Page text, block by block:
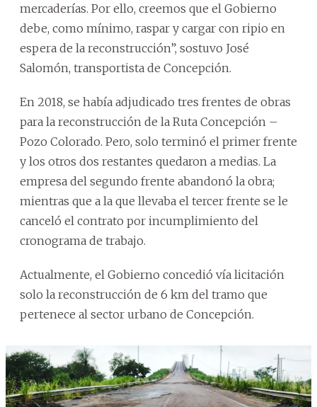
mercaderías. Por ello, creemos que el Gobierno
debe, como mínimo, raspar y cargar con ripio en
espera de la reconstrucción”, sostuvo José
Salomón, transportista de Concepción.
En 2018, se había adjudicado tres frentes de obras
para la reconstrucción de la Ruta Concepción –
Pozo Colorado. Pero, solo terminó el primer frente
y los otros dos restantes quedaron a medias. La
empresa del segundo frente abandonó la obra;
mientras que a la que llevaba el tercer frente se le
canceló el contrato por incumplimiento del
cronograma de trabajo.
Actualmente, el Gobierno concedió vía licitación
solo la reconstrucción de 6 km del tramo que
pertenece al sector urbano de Concepción.